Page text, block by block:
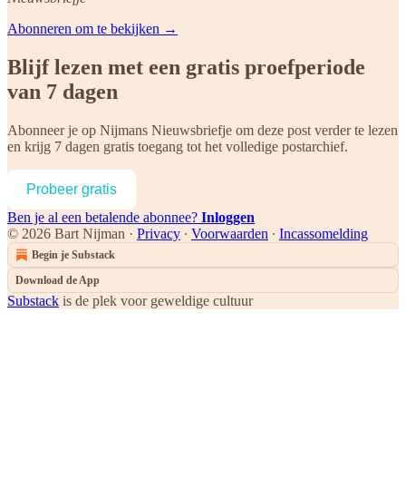
Abonneren om te bekijken →
Blijf lezen met een gratis proefperiode
van 7 dagen
Abonneer je op Nijmans Nieuwsbriefje om deze post verder te lezen
en krijg 7 dagen gratis toegang tot het volledige postarchief.
Probeer gratis
Ben je al een betalende abonnee? Inloggen
© 2026 Bart Nijman · Privacy ∙ Voorwaarden ∙ Incassomelding
Begin je Substack
Download de App
Substack is de plek voor geweldige cultuur